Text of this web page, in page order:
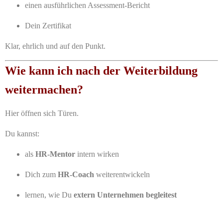
einen ausführlichen Assessment-Bericht
Dein Zertifikat
Klar, ehrlich und auf den Punkt.
Wie kann ich nach der Weiterbildung
weitermachen?
Hier öffnen sich Türen.
Du kannst:
als HR-Mentor intern wirken
Dich zum HR-Coach weiterentwickeln
lernen, wie Du extern Unternehmen begleitest